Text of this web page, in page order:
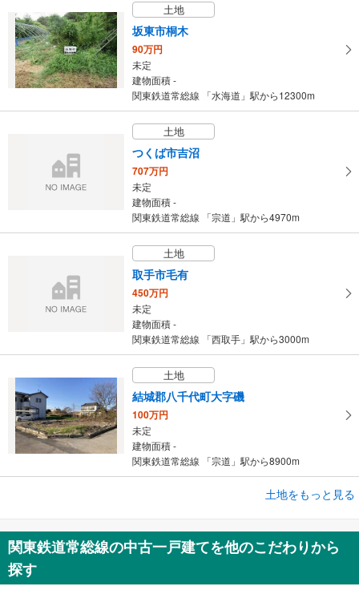
建物面積 99.08m
常磐線 「取手」駅 徒歩14分
土地
坂東市桐木
90万円
未定
建物面積 -
関東鉄道常総線 「水海道」駅から12300m
土地
つくば市吉沼
707万円
未定
建物面積 -
関東鉄道常総線 「宗道」駅から4970m
土地
取手市毛有
450万円
未定
建物面積 -
関東鉄道常総線 「西取手」駅から3000m
土地
結城郡八千代町大字磯
100万円
未定
建物面積 -
関東鉄道常総線 「宗道」駅から8900m
1,700万円
未定
常磐線 「取手」駅 徒歩20分
土地をもっと見る
関東鉄道常総線の中古一戸建てを他のこだわりから
探す